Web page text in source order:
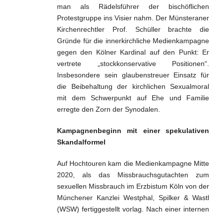
man als Rädelsführer der bischöflichen
Protestgruppe ins Visier nahm. Der Münsteraner
Kirchenrechtler Prof. Schüller brachte die
Gründe für die innerkirchliche Medienkampagne
gegen den Kölner Kardinal auf den Punkt: Er
vertrete „stockkonservative Positionen“.
Insbesondere sein glaubenstreuer Einsatz für
die Beibehaltung der kirchlichen Sexualmoral
mit dem Schwerpunkt auf Ehe und Familie
erregte den Zorn der Synodalen.
Kampagnenbeginn mit einer spekulativen
Skandalformel
Auf Hochtouren kam die Medienkampagne Mitte
2020, als das Missbrauchsgutachten zum
sexuellen Missbrauch im Erzbistum Köln von der
Münchener Kanzlei Westphal, Spilker & Wastl
(WSW) fertiggestellt vorlag. Nach einer internen